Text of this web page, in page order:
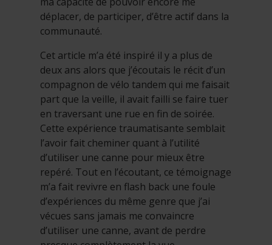
déplacer, de participer, d’être actif dans la
communauté.
Cet article m’a été inspiré il y a plus de
deux ans alors que j’écoutais le récit d’un
compagnon de vélo tandem qui me faisait
part que la veille, il avait failli se faire tuer
en traversant une rue en fin de soirée.
Cette expérience traumatisante semblait
l’avoir fait cheminer quant à l’utilité
d’utiliser une canne pour mieux être
repéré. Tout en l’écoutant, ce témoignage
m’a fait revivre en flash back une foule
d’expériences du même genre que j’ai
vécues sans jamais me convaincre
d’utiliser une canne, avant de perdre